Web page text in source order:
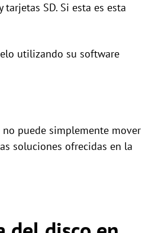
SD. Si esta es esta
utilizando su software
puede simplemente mover
soluciones ofrecidas en la